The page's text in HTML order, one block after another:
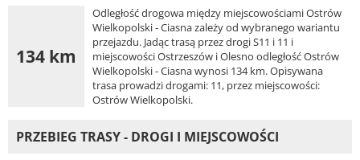
134 km
Odległość drogowa między miejscowościami Ostrów
Wielkopolski - Ciasna zależy od wybranego wariantu
przejazdu. Jadąc trasą przez drogi S11 i 11 i
miejscowości Ostrzeszów i Olesno odległość Ostrów
Wielkopolski - Ciasna wynosi 134 km. Opisywana
trasa prowadzi drogami: 11, przez miejscowości:
Ostrów Wielkopolski.
PRZEBIEG TRASY - DROGI I MIEJSCOWOŚCI